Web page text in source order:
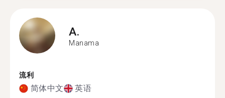
A.
Manama
流利
简体中文 英语